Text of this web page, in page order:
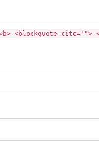
<blockquote cite="">